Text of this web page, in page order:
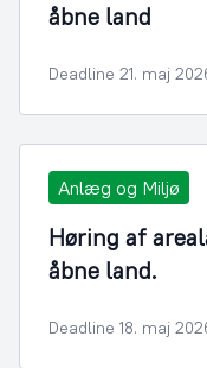
åbne land
Deadline 21. maj
Anlæg og Miljø
Høring af
åbne land.
Deadline 18. maj